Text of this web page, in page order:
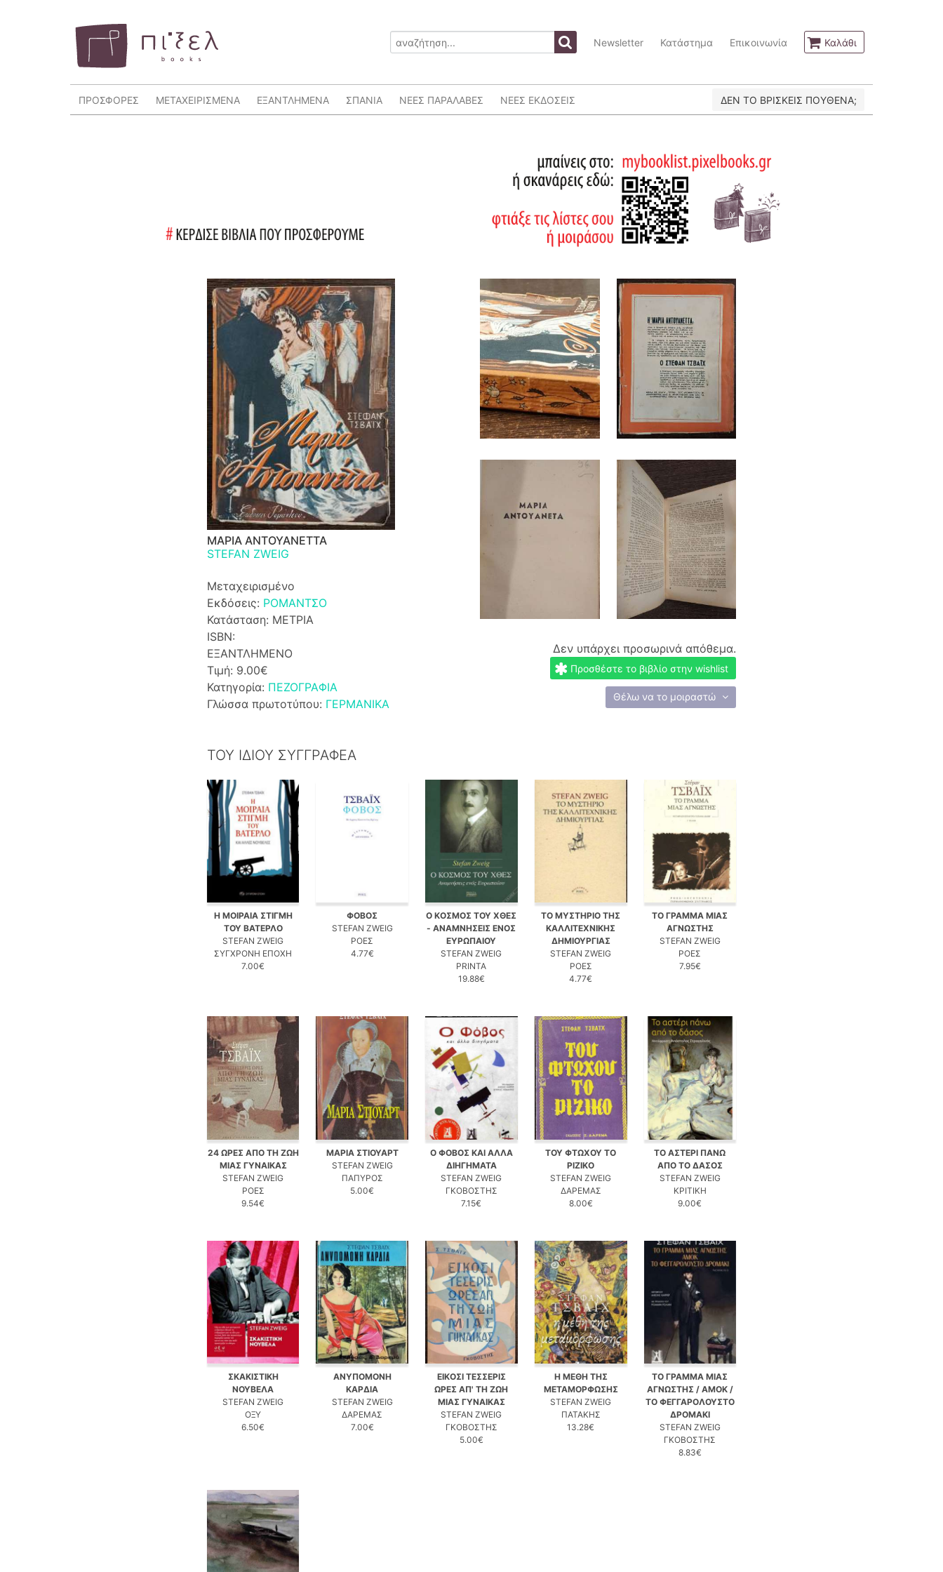
Newsletter Κατάστημα Επικοινωνία Καλάθι
ΠΡΟΣΦΟΡΕΣ ΜΕΤΑΧΕΙΡΙΣΜΕΝΑ ΕΞΑΝΤΛΗΜΕΝΑ ΣΠΑΝΙΑ ΝΕΕΣ ΠΑΡΑΛΑΒΕΣ ΝΕΕΣ ΕΚΔΟΣΕΙΣ ΔΕΝ ΤΟ ΒΡΙΣΚΕΙΣ ΠΟΥΘΕΝΑ;
ΜΑΡΙΑ ΑΝΤΟΥΑΝΕΤΤΑ
STEFAN ZWEIG
Μεταχειρισμένο
Εκδόσεις: ΡΟΜΑΝΤΣΟ
Κατάσταση: ΜΕΤΡΙΑ
ISBN:
ΕΞΑΝΤΛΗΜΕΝΟ
Τιμή: 9.00€
Κατηγορία: ΠΕΖΟΓΡΑΦΙΑ
Γλώσσα πρωτοτύπου: ΓΕΡΜΑΝΙΚΑ
Δεν υπάρχει προσωρινά απόθεμα.
Προσθέστε το βιβλίο στην wishlist
Θέλω να το μοιραστώ
ΤΟΥ ΙΔΙΟΥ ΣΥΓΓΡΑΦΕΑ
Η ΜΟΙΡΑΙΑ ΣΤΙΓΜΗ
ΤΟΥ ΒΑΤΕΡΛΟ
STEFAN ZWEIG
ΣΥΓΧΡΟΝΗ ΕΠΟΧΗ
7.00€
ΦΟΒΟΣ
STEFAN ZWEIG
ΡΟΕΣ
4.77€
Ο ΚΟΣΜΟΣ ΤΟΥ ΧΘΕΣ
- ΑΝΑΜΝΗΣΕΙΣ ΕΝΟΣ
ΕΥΡΩΠΑΙΟΥ
STEFAN ZWEIG
PRINTA
19.88€
ΤΟ ΜΥΣΤΗΡΙΟ ΤΗΣ
ΚΑΛΛΙΤΕΧΝΙΚΗΣ
ΔΗΜΙΟΥΡΓΙΑΣ
STEFAN ZWEIG
ΡΟΕΣ
4.77€
ΤΟ ΓΡΑΜΜΑ ΜΙΑΣ
ΑΓΝΩΣΤΗΣ
STEFAN ZWEIG
ΡΟΕΣ
7.95€
24 ΩΡΕΣ ΑΠΟ ΤΗ ΖΩΗ
ΜΙΑΣ ΓΥΝΑΙΚΑΣ
STEFAN ZWEIG
ΡΟΕΣ
9.54€
ΜΑΡΙΑ ΣΤΙΟΥΑΡΤ
STEFAN ZWEIG
ΠΑΠΥΡΟΣ
5.00€
Ο ΦΟΒΟΣ ΚΑΙ ΑΛΛΑ
ΔΙΗΓΗΜΑΤΑ
STEFAN ZWEIG
ΓΚΟΒΟΣΤΗΣ
7.15€
ΤΟΥ ΦΤΩΧΟΥ ΤΟ
ΡΙΖΙΚΟ
STEFAN ZWEIG
ΔΑΡΕΜΑΣ
8.00€
ΤΟ ΑΣΤΕΡΙ ΠΑΝΩ
ΑΠΟ ΤΟ ΔΑΣΟΣ
STEFAN ZWEIG
ΚΡΙΤΙΚΗ
9.00€
ΣΚΑΚΙΣΤΙΚΗ
ΝΟΥΒΕΛΑ
STEFAN ZWEIG
ΟΞΥ
6.50€
ΑΝΥΠΟΜΟΝΗ
ΚΑΡΔΙΑ
STEFAN ZWEIG
ΔΑΡΕΜΑΣ
7.00€
ΕΙΚΟΣΙ ΤΕΣΣΕΡΙΣ
ΩΡΕΣ ΑΠ' ΤΗ ΖΩΗ
ΜΙΑΣ ΓΥΝΑΙΚΑΣ
STEFAN ZWEIG
ΓΚΟΒΟΣΤΗΣ
5.00€
Η ΜΕΘΗ ΤΗΣ
ΜΕΤΑΜΟΡΦΩΣΗΣ
STEFAN ZWEIG
ΠΑΤΑΚΗΣ
13.28€
ΤΟ ΓΡΑΜΜΑ ΜΙΑΣ
ΑΓΝΩΣΤΗΣ / ΑΜΟΚ /
ΤΟ ΦΕΓΓΑΡΟΛΟΥΣΤΟ
ΔΡΟΜΑΚΙ
STEFAN ZWEIG
ΓΚΟΒΟΣΤΗΣ
8.83€